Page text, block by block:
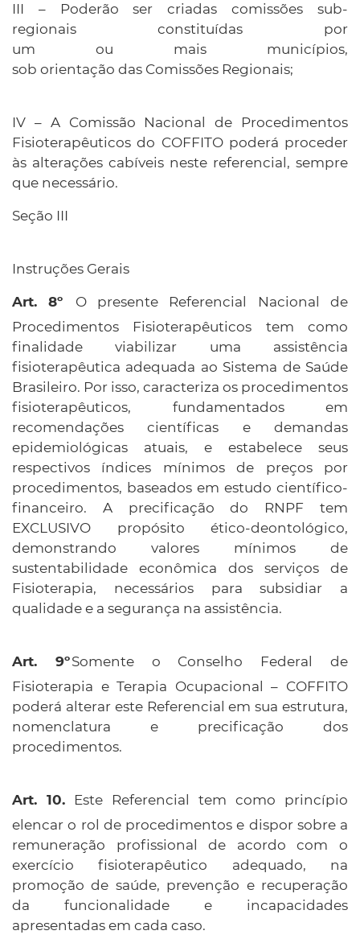
III – Poderão ser criadas comissões sub-
regionais constituídas por
um ou mais municípios,
sob orientação das Comissões Regionais;
IV – A Comissão Nacional de Procedimentos
Fisioterapêuticos do COFFITO poderá proceder
às alterações cabíveis neste referencial, sempre
que necessário.
Seção III
Instruções Gerais
O presente Referencial Nacional de
Procedimentos Fisioterapêuticos tem como
finalidade viabilizar uma assistência
fisioterapêutica adequada ao Sistema de Saúde
Brasileiro. Por isso, caracteriza os procedimentos
fisioterapêuticos, fundamentados em
recomendações científicas e demandas
epidemiológicas atuais, e estabelece seus
respectivos índices mínimos de preços por
procedimentos, baseados em estudo científico-
financeiro. A precificação do RNPF tem
EXCLUSIVO propósito ético-deontológico,
demonstrando valores mínimos de
sustentabilidade econômica dos serviços de
Fisioterapia, necessários para subsidiar a
qualidade e a segurança na assistência.
Somente o Conselho Federal de
Fisioterapia e Terapia Ocupacional – COFFITO
poderá alterar este Referencial em sua estrutura,
nomenclatura e precificação dos
procedimentos.
Este Referencial tem como princípio
elencar o rol de procedimentos e dispor sobre a
remuneração profissional de acordo com o
exercício fisioterapêutico adequado, na
promoção de saúde, prevenção e recuperação
da funcionalidade e incapacidades
apresentadas em cada caso.